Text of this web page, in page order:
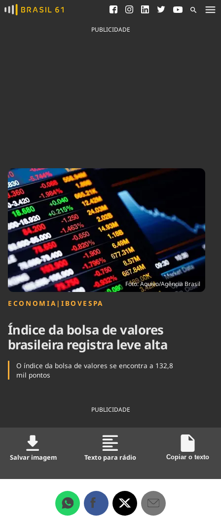
Ver todas as notícias
Saneamento
Indicadores
Agronegócios
Brasil
Brasil Mineral
Ciência &
Tecnologia
Cinema
Comportamento
Cultura
Economia
Educação
Infraestrutura
Internacional
Podcast
Política
Saúde
Tempo
PUBLICIDADE
Foto: Aquivo/Agência Brasil
ECONOMIA | IBOVESPA
Índice da bolsa de valores
brasileira registra leve alta
O índice da bolsa de valores se encontra a 132,8
mil pontos
PUBLICIDADE
Salvar imagem Texto para rádio Copiar o texto